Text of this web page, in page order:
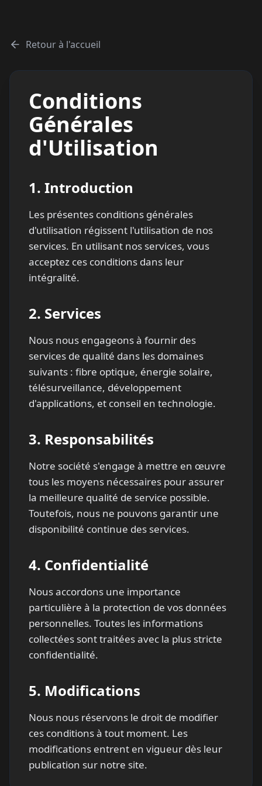
Retour à l'accueil
Conditions
Générales
d'Utilisation
1. Introduction
Les présentes conditions générales
d'utilisation régissent l'utilisation de nos
services. En utilisant nos services, vous
acceptez ces conditions dans leur
intégralité.
2. Services
Nous nous engageons à fournir des
services de qualité dans les domaines
suivants : fibre optique, énergie solaire,
télésurveillance, développement
d'applications, et conseil en technologie.
3. Responsabilités
Notre société s'engage à mettre en œuvre
tous les moyens nécessaires pour assurer
la meilleure qualité de service possible.
Toutefois, nous ne pouvons garantir une
disponibilité continue des services.
4. Confidentialité
Nous accordons une importance
particulière à la protection de vos données
personnelles. Toutes les informations
collectées sont traitées avec la plus stricte
confidentialité.
5. Modifications
Nous nous réservons le droit de modifier
ces conditions à tout moment. Les
modifications entrent en vigueur dès leur
publication sur notre site.